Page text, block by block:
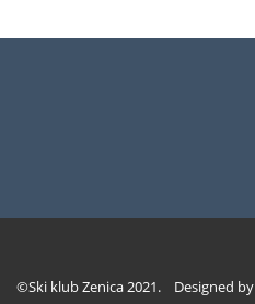
©Ski klub Zenica 2021. Designed by